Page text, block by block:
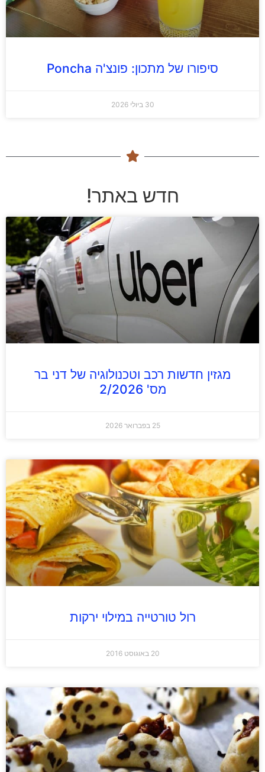
סיפורו של מתכון: פונצ'ה Poncha
30 ביולי 2026
חדש באתר!
מגזין חדשות רכב וטכנולוגיה של דני בר
מס' 2/2026
25 בפברואר 2026
רול טורטייה במילוי ירקות
20 באוגוסט 2016